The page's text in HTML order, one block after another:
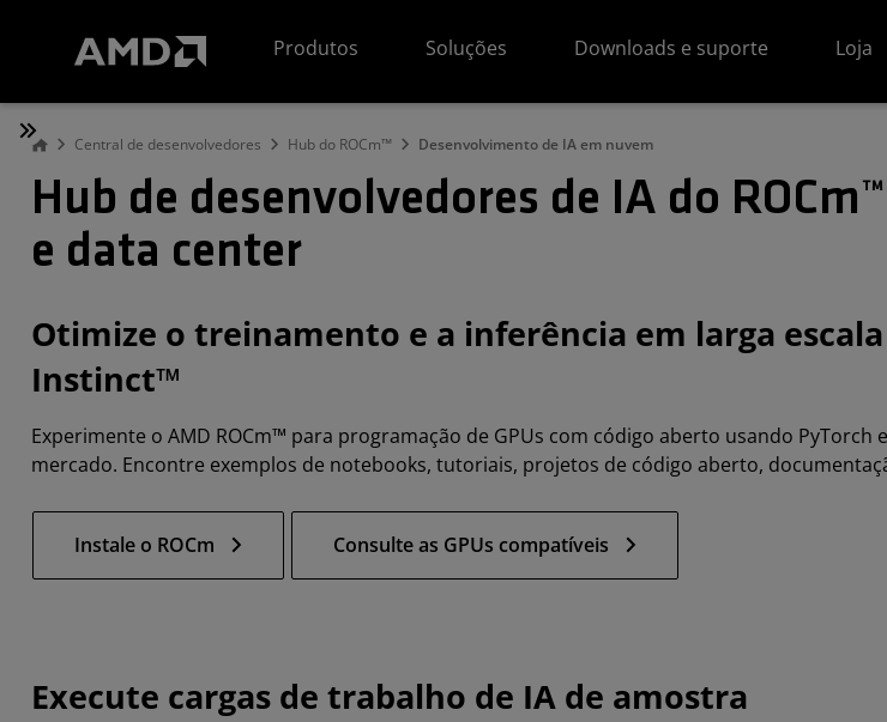
Produtos
Soluções Downloads e suporte Loja
Central de desenvolvedores Hub do ROCm™ Desenvolvimento de IA em nuvem
Hub de desenvolvedores de IA do
e data center
Otimize o treinamento e a inferência em larga escala
Instinct™
Experimente o AMD ROCm™ para programação de GPUs com código aberto usando
mercado. Encontre exemplos de notebooks, tutoriais, projetos de código aberto,
Instale o ROCm Consulte as GPUs compatíveis
Execute cargas de trabalho de IA de amostra